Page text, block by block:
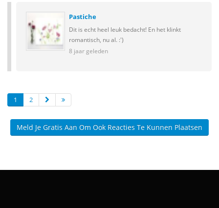
Pastiche
Dit is echt heel leuk bedacht! En het klinkt
romantisch, nu al. :')
8 jaar geleden
1 2
Meld Je Gratis Aan Om Ook Reacties Te Kunnen Plaatsen